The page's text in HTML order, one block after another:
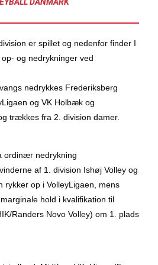
er spillet og nedenfor finder I
og nedrykninger ved
nedrykkes Frederiksberg
og VK Holbæk og
trækkes fra 2. division damer.
ordinær nedrykning
af 1. division Ishøj Volley og
rykker op i VolleyLigaen, mens
hold i kvalifikation til
Randers Novo Volley) om 1. plads